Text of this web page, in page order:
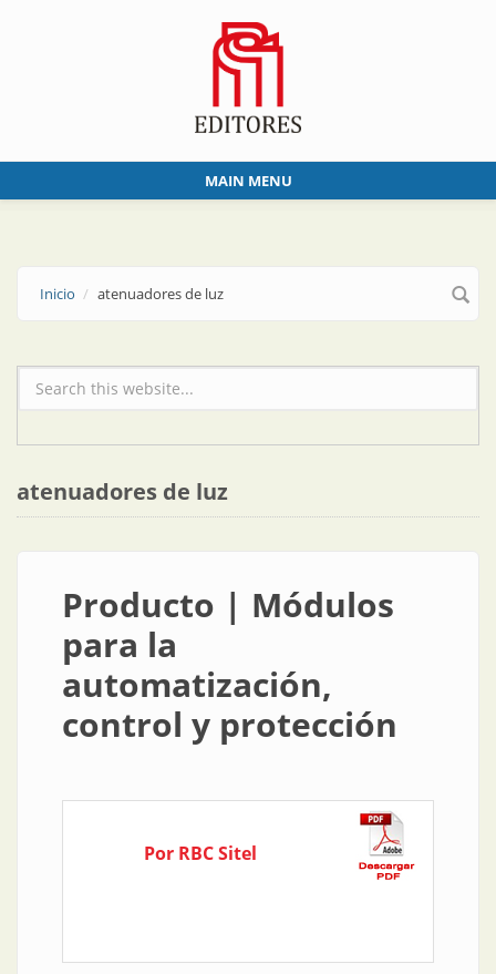
MAIN MENU
Inicio atenuadores de luz
Formulario de búsqueda
atenuadores de luz
Producto | Módulos
para la
automatización,
control y protección
Por RBC Sitel